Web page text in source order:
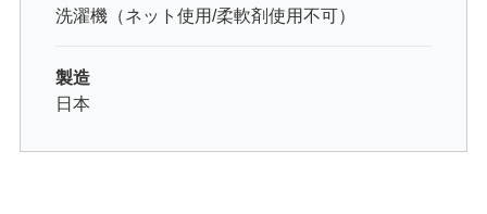
洗濯機（ネット使用/柔軟剤使用不可）
製造
日本